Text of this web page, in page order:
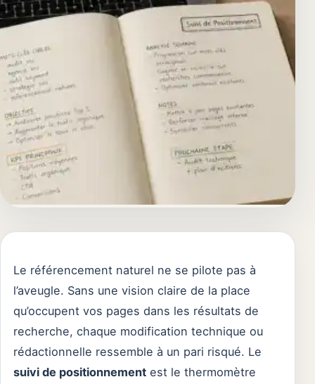
Le référencement naturel ne se pilote pas à
l’aveugle. Sans une vision claire de la place
qu’occupent vos pages dans les résultats de
recherche, chaque modification technique ou
rédactionnelle ressemble à un pari risqué. Le
suivi de positionnement est le thermomètre